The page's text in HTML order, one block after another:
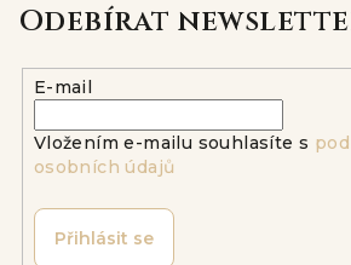
Odebírat
E-mail
Vložením e-mailu souhlasíte s
osobních údajů
Přihlásit se